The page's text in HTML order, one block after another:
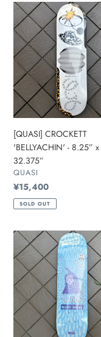
[QUASI]
CROCKETT
'BELLYACHIN'
8.25”
32.375”
[QUASI] CROCKETT
'BELLYACHIN' - 8.25” x
32.375”
販
売
QUASI
通
常
価
¥15,400
SOLD OUT
[REAL]
NICOLE
ECHOES
(TRUE
FIT
MOLD)
-
8.25"